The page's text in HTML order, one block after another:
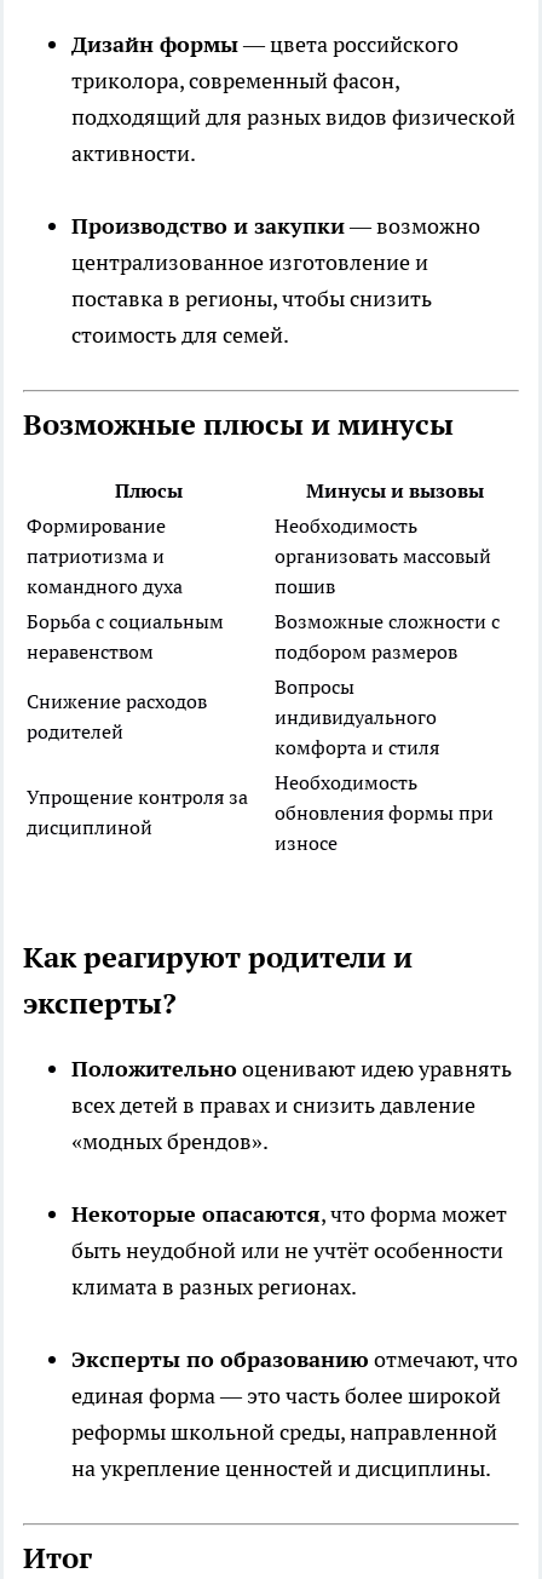
Дизайн формы— цвета российского
триколора, современный фасон,
подходящий для разных видов физической
активности.
Производство и закупки— возможно
централизованное изготовление и
поставка в регионы, чтобы снизить
стоимость для семей.
Возможные плюсы и минусы
Плюсы
Минусы и вызовы
Формирование
патриотизма и
командного духа
Необходимость
организовать массовый
пошив
Борьба с социальным
неравенством
Возможные сложности с
подбором размеров
Снижение расходов
родителей
Вопросы
индивидуального
комфорта и стиля
Упрощение контроля за
дисциплиной
Необходимость
обновления формы при
износе
Как реагируют родители и
эксперты?
Положительнооценивают идею уравнять
всех детей в правах и снизить давление
«модных брендов».
Некоторые опасаются, что форма может
быть неудобной или не учтёт особенности
климата в разных регионах.
Эксперты по образованию отмечают, что
единая форма — это часть более широкой
реформы школьной среды, направленной
на укрепление ценностей и дисциплины.
Итог